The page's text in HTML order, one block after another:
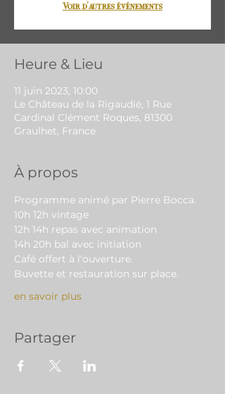
Voir d'autres événements
Heure & Lieu
11 juin 2023, 10:00
Le Château de la Rigaudié, 1 Rue
Cardinal Clément Roques, 81300
Graulhet, France
À propos
Programme animé par Pierre Bocca.
10h 12h vintage
12h 14h repas avec animation
14h 20h bal avec initiation
Café offert à l'ouverture.
Buvette et restauration sur place.
en savoir plus
Partager